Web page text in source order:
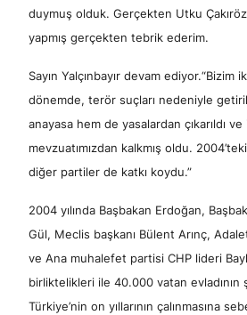
duymuş olduk. Gerçekten Utku
yapmış gerçekten tebrik ederim.
Sayın Yalçınbayır devam ediyor.“Bizim
dönemde, terör suçları nedeniyle
anayasa hem de yasalardan çıkarıldı
mevzuatımızdan kalkmış oldu.
diğer partiler de katkı koydu.”
2004 yılında Başbakan Erdoğan,
Gül, Meclis başkanı Bülent Arınç,
ve Ana muhalefet partisi CHP lideri
birliktelikleri ile 40.000 vatan evladının
Türkiye’nin on yıllarının çalınmasına